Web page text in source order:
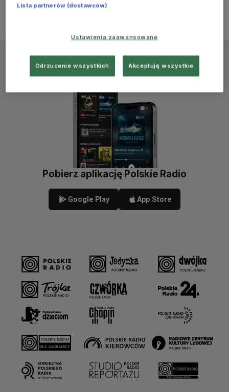
Pobierz aplikację Polskie Radio
Google Play App Store
Lista partnerów (dostawców)
Ustawienia zaawansowane
Odrzucenie wszystkich Akceptuję wszystkie